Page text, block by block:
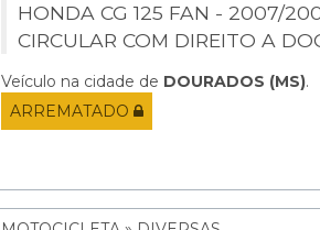
HONDA CG 125 FAN - 2007/
CIRCULAR COM DIREITO A
Veículo na cidade de DOURADOS (MS).
ARREMATADO